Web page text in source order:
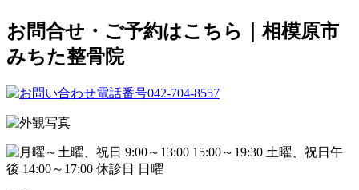
お問合せ・ご予約はこちら｜相模原市
みちた整骨院